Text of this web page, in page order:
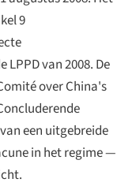
9
van 2008. De
over China's
een uitgebreide
in het regime —